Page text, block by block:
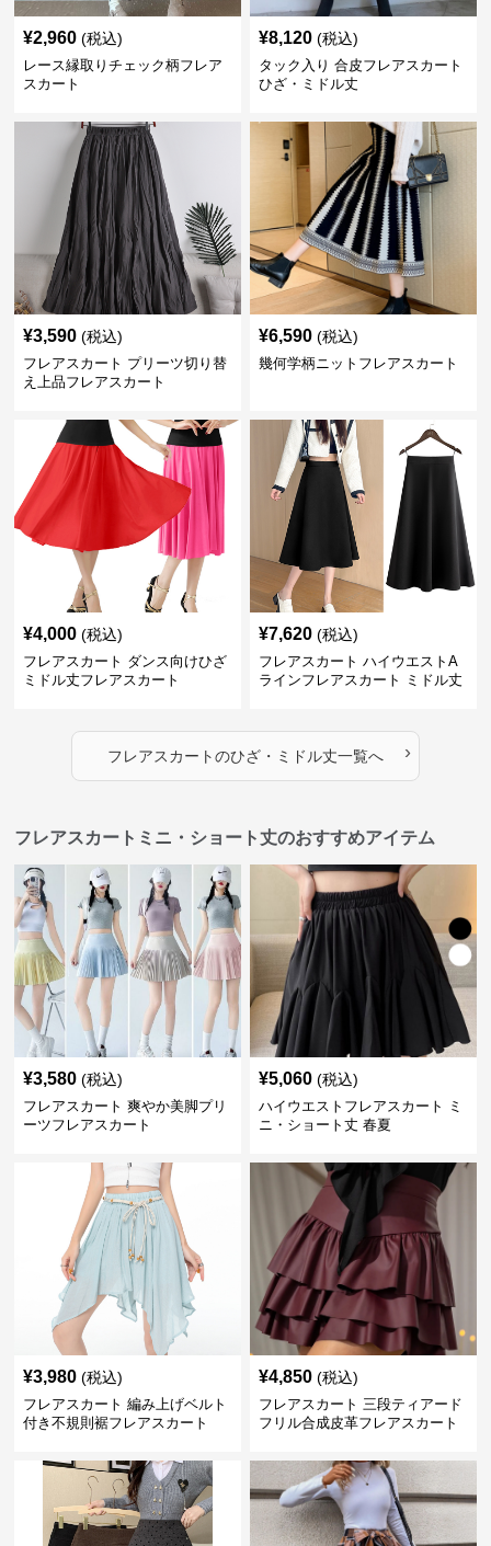
¥2,960 (税込)
レース縁取りチェック柄フレア
スカート
¥8,120 (税込)
タック入り 合皮フレアスカート
ひざ・ミドル丈
¥3,590 (税込)
フレアスカート プリーツ切り替
え上品フレアスカート
¥6,590 (税込)
幾何学柄ニットフレアスカート
¥4,000 (税込)
フレアスカート ダンス向けひざ
ミドル丈フレアスカート
¥7,620 (税込)
フレアスカート ハイウエストA
ラインフレアスカート ミドル丈
フレアスカートのひざ・ミドル丈一覧へ ›
フレアスカートミニ・ショート丈のおすすめアイテム
¥3,580 (税込)
フレアスカート 爽やか美脚プリ
ーツフレアスカート
¥5,060 (税込)
ハイウエストフレアスカート ミ
ニ・ショート丈 春夏
¥3,980 (税込)
フレアスカート 編み上げベルト
付き不規則裾フレアスカート
¥4,850 (税込)
フレアスカート 三段ティアード
フリル合成皮革フレアスカート